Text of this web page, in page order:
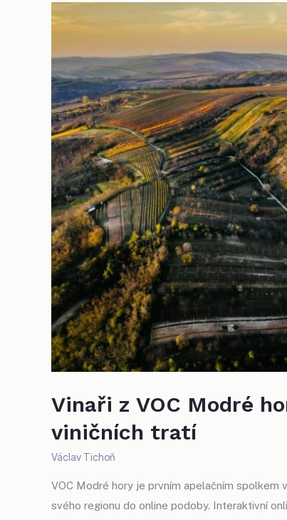
Vinaři z VOC Modré
viničních tratí
Václav Tichoň
VOC Modré hory je prvním apelačním
svého regionu do online podoby. Interaktivní